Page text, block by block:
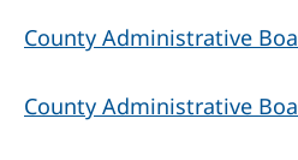
County Administrative
County Administrative